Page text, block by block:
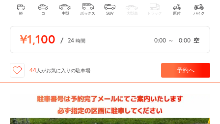
軽 コ 中型 ボックス SUV 大型車 トラック 原付 バイク
¥1,100 / 24 時間 0:00 ～ 0:00 空
44人がお気に入りの駐車場 予約へ